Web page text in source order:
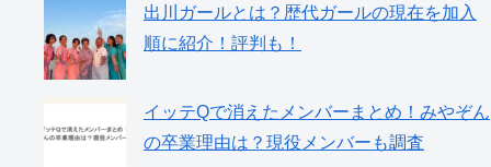
出川ガールとは？歴代ガールの現在を加入
順に紹介！評判も！
イッテQで消えたメンバーまとめ！みやぞん
の卒業理由は？現役メンバーも調査